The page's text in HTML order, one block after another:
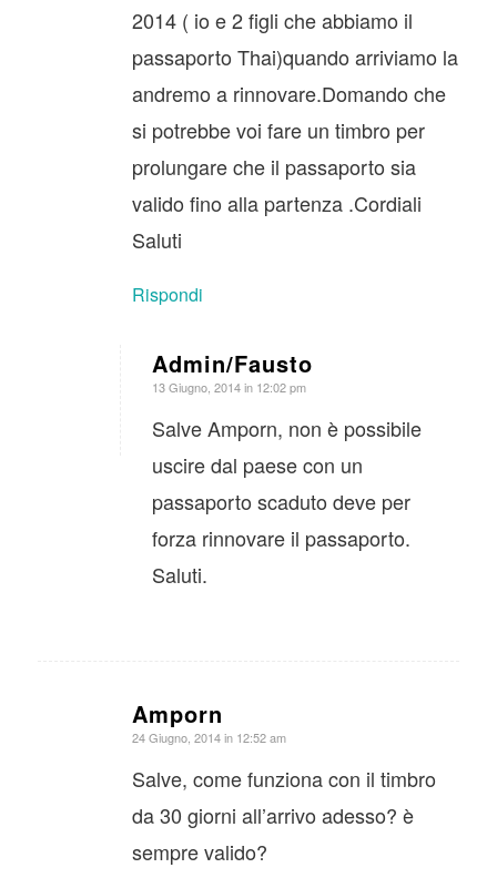
2014 ( io e 2 figli che abbiamo il
passaporto Thai)quando arriviamo la
andremo a rinnovare.Domando che
si potrebbe voi fare un timbro per
prolungare che il passaporto sia
valido fino alla partenza .Cordiali
Saluti
Rispondi
Admin/Fausto
dice:
13 Giugno, 2014 in 12:02 pm
Salve Amporn, non è possibile
uscire dal paese con un
passaporto scaduto deve per
forza rinnovare il passaporto.
Saluti.
Amporn
dice:
24 Giugno, 2014 in 12:52 am
Salve, come funziona con il timbro
da 30 giorni all’arrivo adesso? è
sempre valido?